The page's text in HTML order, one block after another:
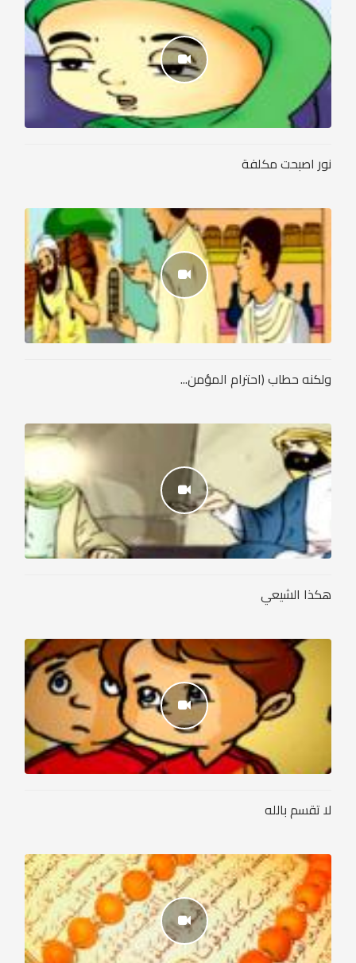
نور اصبحت مكلفة
ولكنه حطاب (احترام المؤمن...
هكذا الشيعي
لا تقسم بالله